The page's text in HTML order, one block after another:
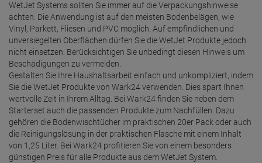
WetJet Systems sollten Sie immer auf die Verpackungshinweise
achten. Die Anwendung ist auf den meisten Bodenbelägen, wie
Vinyl, Parkett, Fliesen und PVC möglich. Auf empfindlichen und
unversiegelten Oberflächen dürfen Sie die WetJet Produkte jedoch
nicht einsetzen. Berücksichtigen Sie unbedingt diesen Hinweis um
Beschädigungen zu vermeiden.
Gestalten Sie Ihre Haushaltsarbeit einfach und unkompliziert, indem
Sie die WetJet Produkte von Wark24 verwenden. Dies spart Ihnen
wertvolle Zeit in Ihrem Alltag. Bei Wark24 finden Sie neben dem
Starterset auch die passenden Produkte zum Nachfüllen. Dazu
gehören die Bodenwischtücher im praktischen 20er Pack oder auch
die Reinigungslösung in der praktischen Flasche mit einem Inhalt
von 1,25 Liter. Bei Wark24 profitieren Sie von einem besonders
günstigen Preis für alle Produkte aus dem WetJet System.